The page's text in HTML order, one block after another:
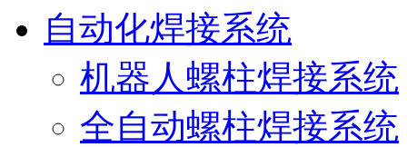
自动化焊接系统
机器人螺柱焊接系统
全自动螺柱焊接系统